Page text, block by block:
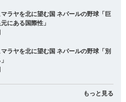
ラヤを北に望む国 ネパールの野球「巨
にある国際性」
ラヤを北に望む国 ネパールの野球「別
もっと見る